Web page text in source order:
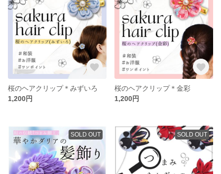
桜のヘアクリップ＊みずいろ
1,200円
桜のヘアクリップ＊金彩
1,200円
SOLD OUT SOLD OUT